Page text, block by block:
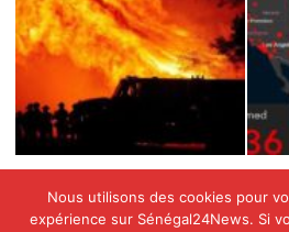
Nous utilisons des cookies pour
expérience sur Sénégal24News. Si